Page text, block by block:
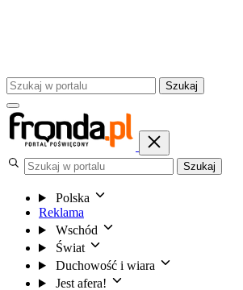
Szukaj
Szukaj
Polska
Reklama
Wschód
Świat
Duchowość i wiara
Jest afera!